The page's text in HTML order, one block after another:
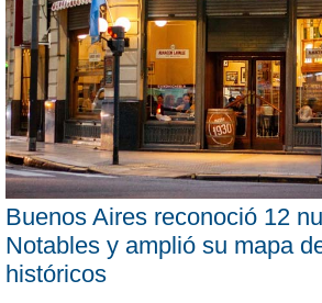
Buenos Aires reconoció 12
Notables y amplió su mapa
históricos